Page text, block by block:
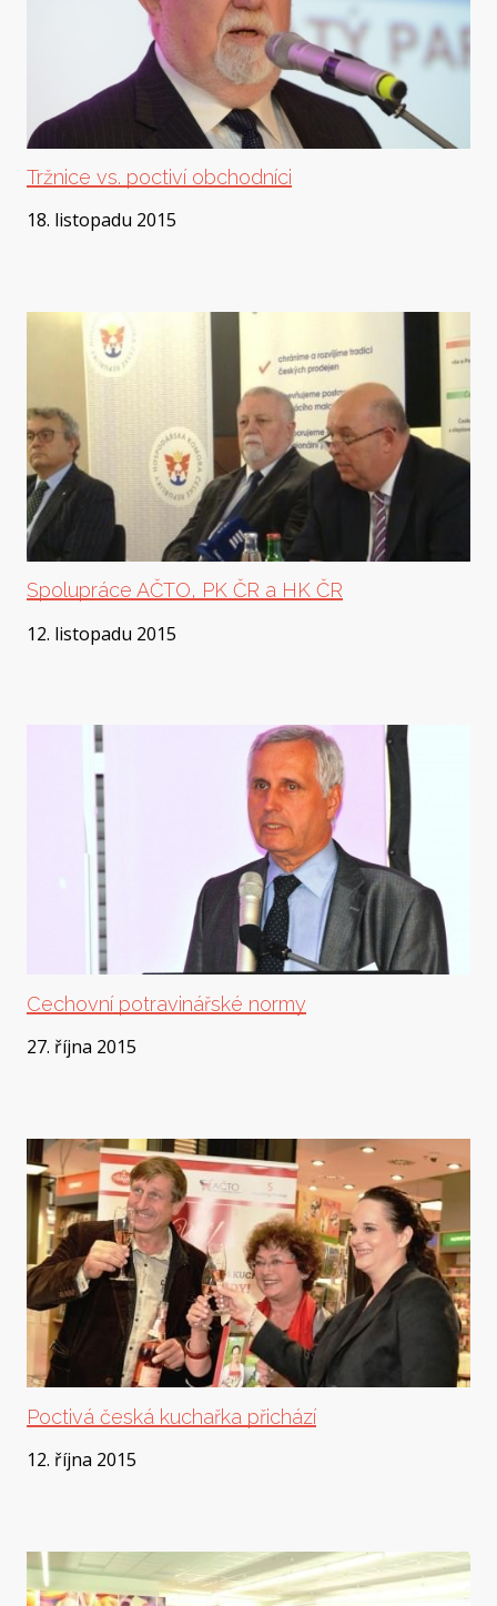
Tržnice vs. poctiví obchodníci
18. listopadu 2015
Spolupráce AČTO, PK ČR a HK ČR
12. listopadu 2015
Cechovní potravinářské normy
27. října 2015
Poctivá česká kuchařka přichází
12. října 2015